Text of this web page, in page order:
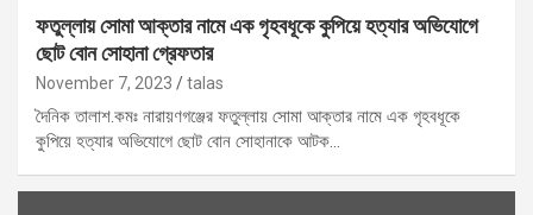
ফতুল্লায় সোমা আক্তার নামে এক গৃহবধূকে কুপিয়ে হত্যার অভিযোগে
ছোট বোন সোহানা গ্রেফতার
November 7, 2023 talas
দৈনিক তালাশ.কমঃ নারায়ণগঞ্জের ফতুল্লায় সোমা আক্তার নামে এক গৃহবধূকে
কুপিয়ে হত্যার অভিযোগে ছোট বোন সোহানাকে আটক…